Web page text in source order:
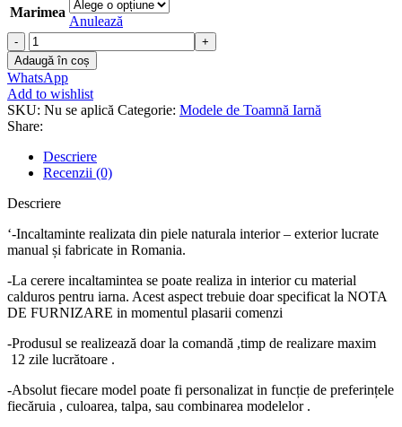
Marimea
Anulează
Cantitate
Ghete
piele
naturala
Cremlyne
Adaugă în coș
WhatsApp
Add to wishlist
SKU: Nu se aplică Categorie: Modele de Toamnă Iarnă
Share:
Descriere
Recenzii (0)
Descriere
‘-Incaltaminte realizata din piele naturala interior – exterior lucrate
manual și fabricate in Romania.
-La cerere incaltamintea se poate realiza in interior cu material
calduros pentru iarna. Acest aspect trebuie doar specificat la NOTA
DE FURNIZARE in momentul plasarii comenzi
-Produsul se realizează doar la comandă ,timp de realizare maxim
12 zile lucrătoare .
-Absolut fiecare model poate fi personalizat in funcție de preferințele
fiecăruia , culoarea, talpa, sau combinarea modelelor .